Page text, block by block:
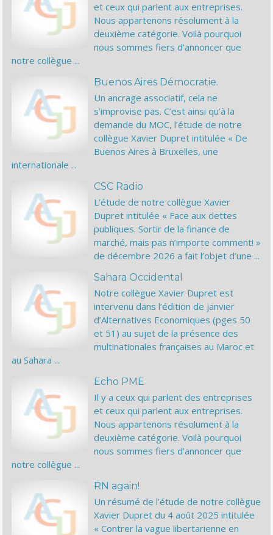
et ceux qui parlent aux entreprises.
Nous appartenons résolument à la
deuxième catégorie. Voilà pourquoi
nous sommes fiers d’annoncer que
notre collègue ...
Buenos Aires Démocratie.
Un ancrage associatif, cela ne
s’improvise pas. C’est ainsi qu’à la
demande du MOC, l’étude de notre
collègue Xavier Dupret intitulée « De
Buenos Aires à Bruxelles, une
internationale ...
CSC Radio
L’étude de notre collègue Xavier
Dupret intitulée « Face aux dettes
publiques. Sortir de la finance de
marché, mais pas n’importe comment! »
de décembre 2026 a fait l’objet d’une ...
Sahara Occidental
Notre collègue Xavier Dupret est
intervenu dans l’édition de janvier
d’Alternatives Economiques (pges 50
et 51) au sujet de la présence des
multinationales françaises au Maroc et
au Sahara ...
Echo PME
Il y a ceux qui parlent des entreprises
et ceux qui parlent aux entreprises.
Nous appartenons résolument à la
deuxième catégorie. Voilà pourquoi
nous sommes fiers d’annoncer que
notre collègue ...
RN again!
Un résumé de l’étude de notre collègue
Xavier Dupret du 4 août 2025 intitulée
« Contrer la vague libertarienne en